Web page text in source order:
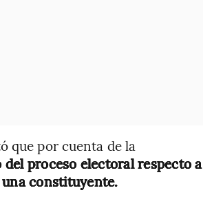
que por cuenta de la
proceso electoral respecto a
una constituyente.